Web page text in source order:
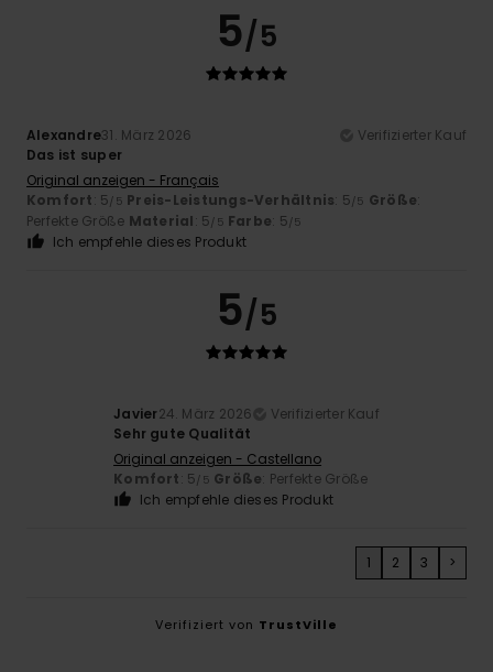
5/5
Alexandre31. März 2026
Verifizierter Kauf
Das ist super
Original anzeigen - Français
Komfort: 5/5 Preis-Leistungs-Verhältnis: 5/5 Größe:
Perfekte Größe Material: 5/5 Farbe: 5/5
Ich empfehle dieses Produkt
5/5
Javier24. März 2026
Verifizierter Kauf
Sehr gute Qualität
Original anzeigen - Castellano
Komfort: 5/5 Größe: Perfekte Größe
Ich empfehle dieses Produkt
1 2 3 >
Verifiziert von TrustVille